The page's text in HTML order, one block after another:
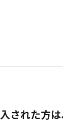
された方